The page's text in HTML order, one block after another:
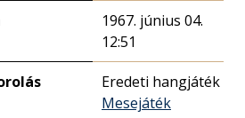
1967. június 04.
12:51
Eredeti hangjáték
Mesejáték